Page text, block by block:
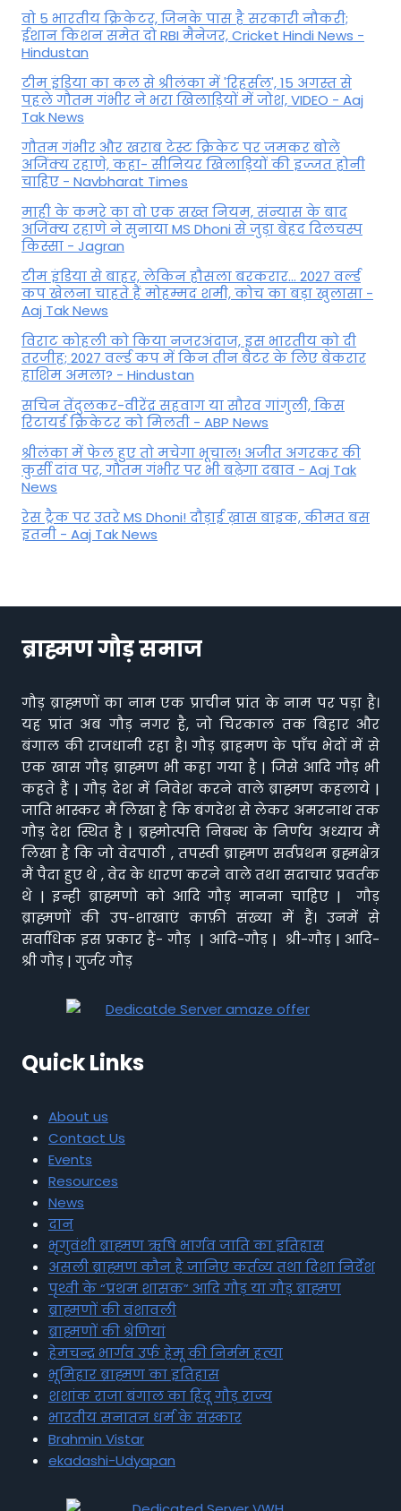
वो 5 भारतीय क्रिकेटर, जिनके पास है सरकारी नौकरी;
ईशान किशन समेत दो RBI मैनेजर, Cricket Hindi News -
Hindustan
टीम इंडिया का कल से श्रीलंका में 'रिहर्सल', 15 अगस्त से
पहले गौतम गंभीर ने भरा ख‍िलाड़‍ियों में जोश, VIDEO - Aaj
Tak News
गौतम गंभीर और खराब टेस्ट क्रिकेट पर जमकर बोले
अजिंक्य रहाणे, कहा- सीनियर खिलाड़ियों की इज्जत होनी
चाहिए - Navbharat Times
माही के कमरे का वो एक सख्त नियम, संन्यास के बाद
अजिंक्‍य रहाणे ने सुनाया MS Dhoni से जुड़ा बेहद दिलचस्प
किस्सा - Jagran
टीम इंडिया से बाहर, लेकिन हौसला बरकरार... 2027 वर्ल्ड
कप खेलना चाहते हैं मोहम्मद शमी, कोच का बड़ा खुलासा -
Aaj Tak News
विराट कोहली को किया नजरअंदाज, इस भारतीय को दी
तरजीह; 2027 वर्ल्ड कप में किन तीन बैटर के लिए बेकरार
हाशिम अमला? - Hindustan
सचिन तेंदुलकर-वीरेंद्र सहवाग या सौरव गांगुली, किस
रिटायर्ड क्रिकेटर को मिलती - ABP News
श्रीलंका में फेल हुए तो मचेगा भूचाल! अजीत अगरकर की
कुर्सी दांव पर, गौतम गंभीर पर भी बढ़ेगा दबाव - Aaj Tak
News
रेस ट्रैक पर उतरे MS Dhoni! दौड़ाई ख़ास बाइक, कीमत बस
इतनी - Aaj Tak News
ब्राह्मण गौड़ समाज
गौड़ ब्राह्मणों का नाम एक प्राचीन प्रांत के नाम पर पड़ा है।
यह प्रांत अब गौड़ नगर है, जो चिरकाल तक बिहार और
बंगाल की राजधानी रहा है। गौड़ ब्राहमण के पाँच भेदों में से
एक खास गौड़ ब्राह्मण भी कहा गया है | जिसे आदि गौड़ भी
कहते हैं | गौड़ देश में निवेश करने वाले ब्राह्मण कहलाये |
जाति भास्कर मैं लिखा है कि बंगदेश से लेकर अमरनाथ तक
गौड़ देश स्थित है | ब्रह्मोत्पत्ति निबन्ध के निर्णय अध्याय मैं
लिखा है कि जो वेदपाठी , तपस्वी ब्राह्मण सर्वप्रथम ब्रह्मक्षेत्र
मैं पैदा हुए थे , वेद के धारण करने वाले तथा सदाचार प्रवर्तक
थे | इन्ही ब्राह्मणो को आदि गौड़ मानना चाहिए | गौड़
ब्राह्मणों की उप-शाखाएं काफ़ी संख्या में हैं। उनमें से
सर्वाधिक इस प्रकार हैं- गौड़ | आदि-गौड़ | श्री-गौड़ | आदि-
श्री गौड़ | गुर्जर गौड़
Quick Links
About us
Contact Us
Events
Resources
News
दान
भृगुवंशी ब्राह्मण ऋषि भार्गव जाति का इतिहास
असली ब्राह्मण कौन है जानिए कर्तव्य तथा दिशा निर्देश
पृथ्वी के “प्रथम शासक” आदि गौड़ या गौड़ ब्राह्मण
ब्राह्मणों की वंशावली
ब्राह्मणों की श्रेणियां
हेमचन्द्र भार्गव उर्फ हेमू की निर्मम हत्या
भूमिहार ब्राह्मण का इतिहास
शशांक राजा बंगाल का हिंदू गौड़ राज्य
भारतीय सनातन धर्म के संस्कार
Brahmin Vistar
ekadashi-Udyapan